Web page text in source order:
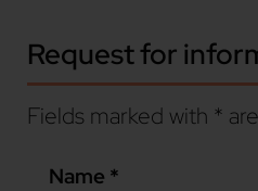
Request for
Fields marked with *
Name *